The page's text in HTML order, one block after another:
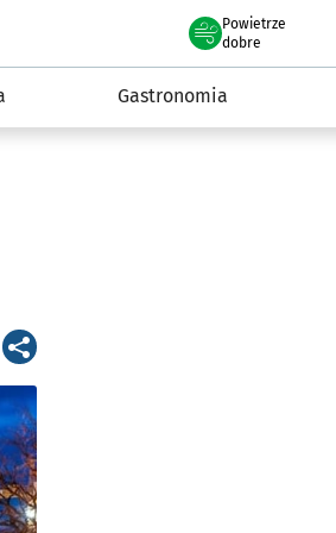
Powietrze
we Wrocławiu
dobre
Gastronomia